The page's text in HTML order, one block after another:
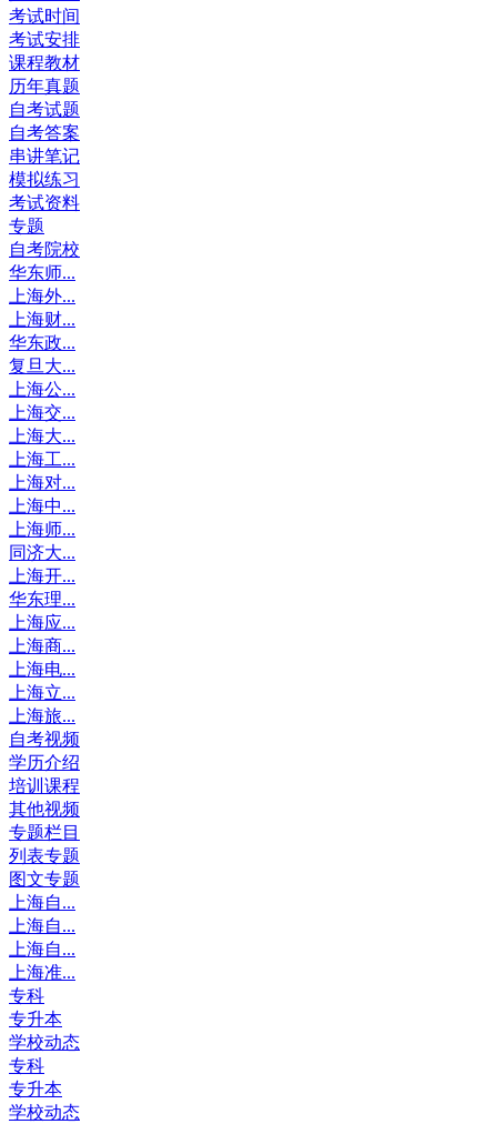
考试时间
考试安排
课程教材
历年真题
自考试题
自考答案
串讲笔记
模拟练习
考试资料
专题
自考院校
华东师...
上海外...
上海财...
华东政...
复旦大...
上海公...
上海交...
上海大...
上海工...
上海对...
上海中...
上海师...
同济大...
上海开...
华东理...
上海应...
上海商...
上海电...
上海立...
上海旅...
自考视频
学历介绍
培训课程
其他视频
专题栏目
列表专题
图文专题
上海自...
上海自...
上海自...
上海准...
专科
专升本
学校动态
专科
专升本
学校动态